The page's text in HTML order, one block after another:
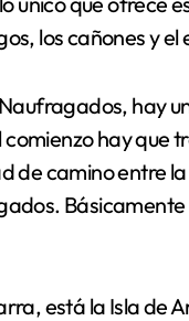
los cañones y
hay
hay que
de camino entre
está la Isla de